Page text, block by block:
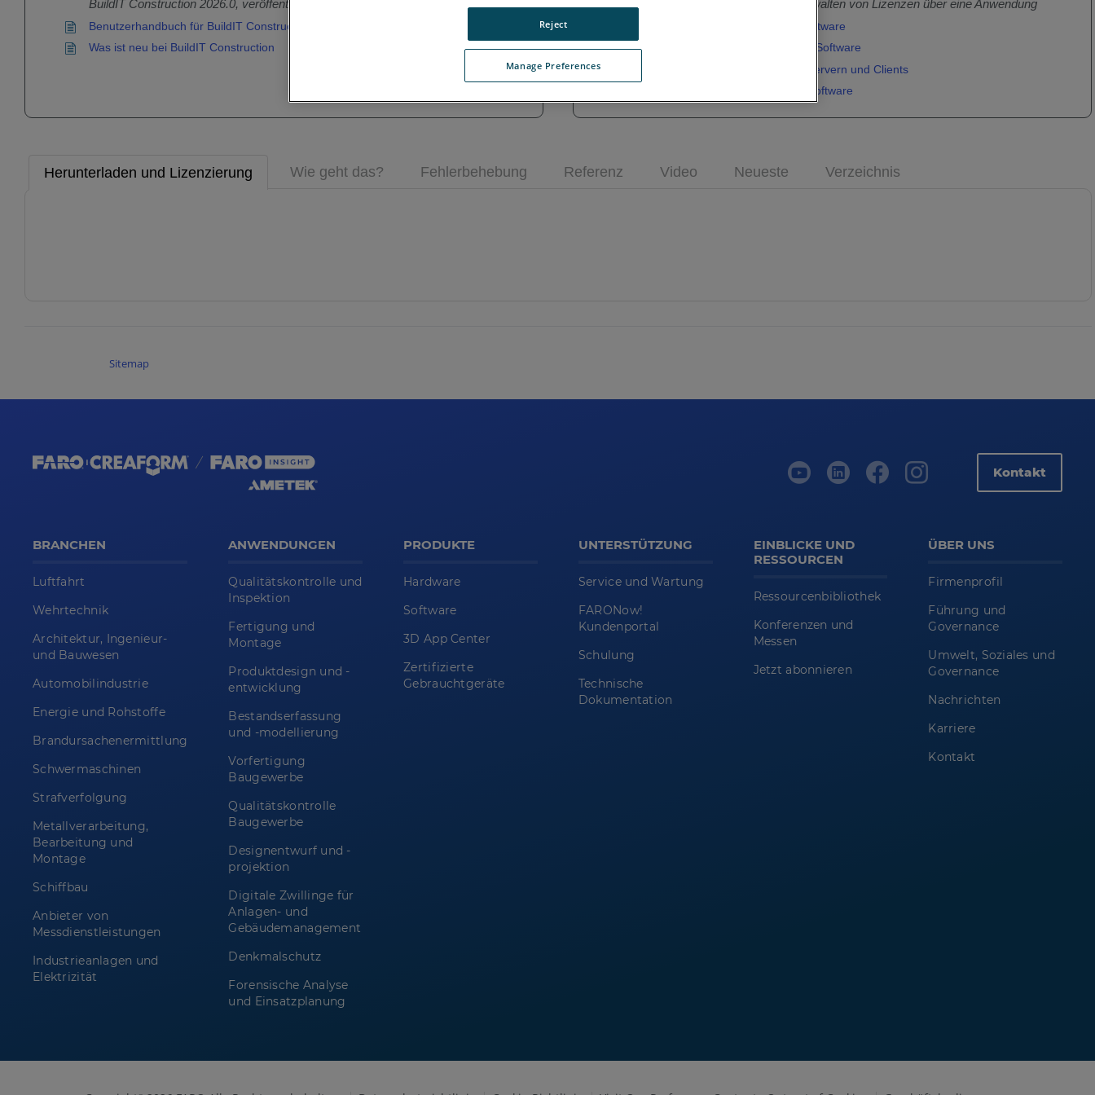
BuildIT Construction 2026.0, veröffentlicht 30. März 2026
Benutzerhandbuch für BuildIT Construction
Was ist neu bei BuildIT Construction
Aktivieren, Aktualisieren und Verwalten von Lizenzen über eine Anwendung
Lizenzaktivierung für die FARO Software
Lizenzaktualisierung für die FARO Software
Konfiguration von Netzwerklizenzservern und Clients
Lizenzübertragung für die FARO Software
Herunterladen und Lizenzierung Wie geht das? Fehlerbehebung Referenz Video Neueste Verzeichnis
Sitemap
Kontakt
BRANCHEN
Luftfahrt
Wehrtechnik
Architektur, Ingenieur-
und Bauwesen
Automobilindustrie
Energie und Rohstoffe
Brandursachenermittlung
Schwermaschinen
Strafverfolgung
Metallverarbeitung,
Bearbeitung und
Montage
Schiffbau
Anbieter von
Messdienstleistungen
Industrieanlagen und
Elektrizität
ANWENDUNGEN
Qualitätskontrolle und
Inspektion
Fertigung und
Montage
Produktdesign und -
entwicklung
Bestandserfassung
und -modellierung
Vorfertigung
Baugewerbe
Qualitätskontrolle
Baugewerbe
Designentwurf und -
projektion
Digitale Zwillinge für
Anlagen- und
Gebäudemanagement
Denkmalschutz
Forensische Analyse
und Einsatzplanung
PRODUKTE
Hardware
Software
3D App Center
Zertifizierte
Gebrauchtgeräte
UNTERSTÜTZUNG
Service und Wartung
FARONow!
Kundenportal
Schulung
Technische
Dokumentation
EINBLICKE UND
RESSOURCEN
Ressourcenbibliothek
Konferenzen und
Messen
Jetzt abonnieren
ÜBER UNS
Firmenprofil
Führung und
Governance
Umwelt, Soziales und
Governance
Nachrichten
Karriere
Kontakt
Manage Preferences
Reject